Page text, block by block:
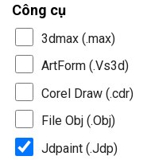
Công cụ
3dmax (.max)
ArtForm (.Vs3d)
Corel Draw (.cdr)
File Obj (.Obj)
Jdpaint (.Jdp)